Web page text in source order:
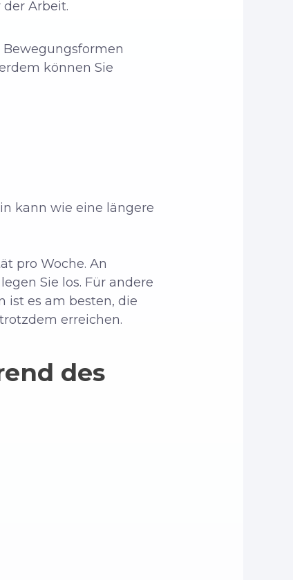
Arbeit.
können Sie
kann wie eine längere
pro Woche. An
Sie los. Für andere
ist es am besten, die
erreichen.
des